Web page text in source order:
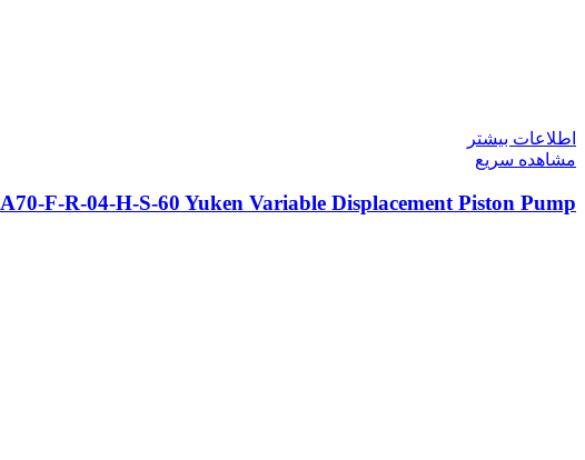
اطلاعات بیشتر
مشاهده سریع
A70-F-R-04-H-S-60 Yuken Variable Displacement Piston Pump